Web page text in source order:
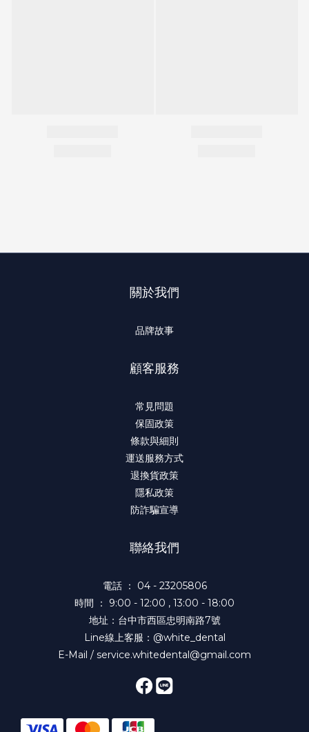
關於我們
品牌故事
顧客服務
常見問題
保固政策
條款與細則
運送服務方式
退換貨政策
隱私政策
防詐騙宣導
聯絡我們
電話 ： 04 - 23205806
時間 ： 9:00 - 12:00 , 13:00 - 18:00
地址：台中市西區忠明南路7號
Line線上客服：@white_dental
E-Mail / service.whitedental@gmail.com